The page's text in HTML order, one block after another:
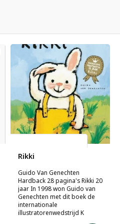
Rikki
Guido Van Genechten
Hardback 28 pagina's Rikki 20
jaar In 1998 won Guido van
Genechten met dit boek de
internationale
illustratorenwedstrijd K